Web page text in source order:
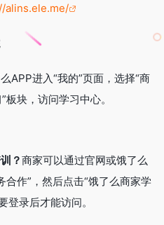
alins.ele.me/
APP进入“我的”页面，选择“商
块，访问学习中心。
？商家可以通过官网或饿了么
合作”，然后点击“饿了么商家学
登录后才能访问。